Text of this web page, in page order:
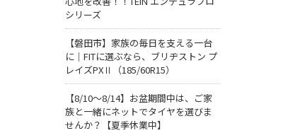
シリーズ
【磐田市】家族の毎日を支える一台
に｜FITに選ぶなら、ブリヂストン プ
レイズPXⅡ（185/60R15）
【8/10～8/14】お盆期間中は、ご家
族と一緒にネットでタイヤを選びま
せんか？【夏季休業中】